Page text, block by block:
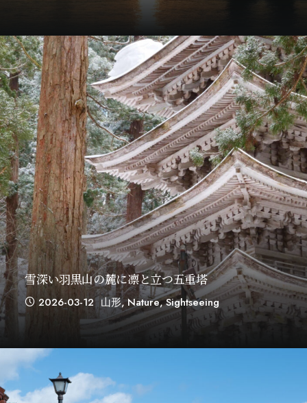
雪深い羽黒山の麓に凛と立つ五重塔
2026-03-12 山形,Nature,Sightseeing